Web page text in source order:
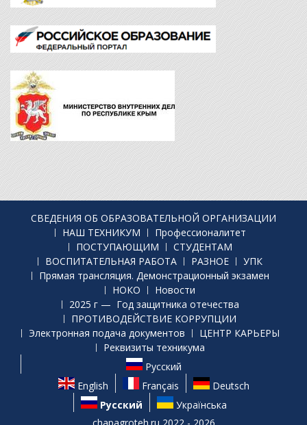
СВЕДЕНИЯ ОБ ОБРАЗОВАТЕЛЬНОЙ ОРГАНИЗАЦИИ
НАШ ТЕХНИКУМ
Профессионалитет
ПОСТУПАЮЩИМ
СТУДЕНТАМ
ВОСПИТАТЕЛЬНАЯ РАБОТА
РАЗНОЕ
УПК
Прямая трансляция. Демонстрационный экзамен
НОКО
Новости
2025 г — Год защитника отечества
ПРОТИВОДЕЙСТВИЕ КОРРУПЦИИ
Электронная подача документов
ЦЕНТР КАРЬЕРЫ
Реквизиты техникума
Русский
English
Français
Deutsch
Русский
Українська